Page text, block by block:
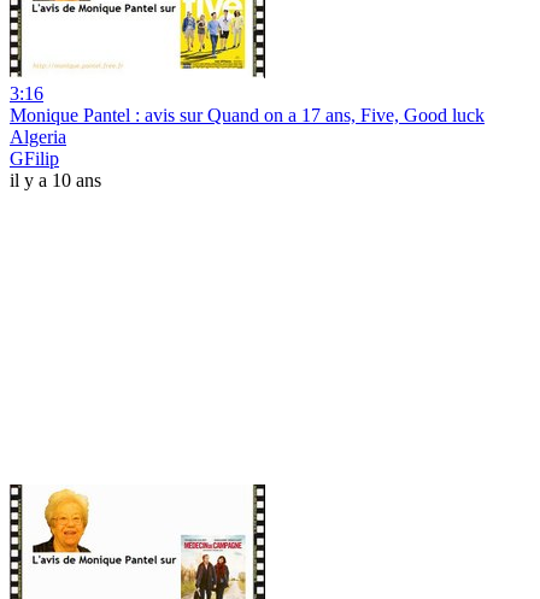
3:16
Monique Pantel : avis sur Quand on a 17 ans, Five, Good luck
Algeria
GFilip
il y a 10 ans